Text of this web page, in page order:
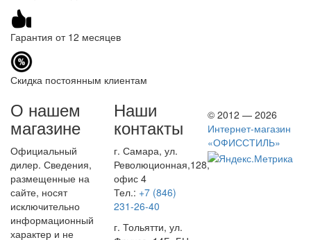
Гарантия от 12 месяцев
Скидка постоянным клиентам
О нашем
магазине
Официальный
дилер. Сведения,
размещенные на
сайте, носят
исключительно
информационный
характер и не
Наши
контакты
г. Самара, ул.
Революционная,128,
офис 4
Тел.: +7 (846)
231-26-40
г. Тольятти, ул.
© 2012 — 2026
Интернет-магазин
«ОФИССТИЛЬ»